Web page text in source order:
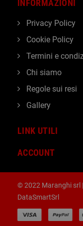
LINK UTILI
ACCOUNT
INFORMAZIONI
Privacy Policy
Cookie Policy
Termini e
Chi siamo
Regole sui resi
Gallery
© 2022 Maranghi srl
DataSmartSrl